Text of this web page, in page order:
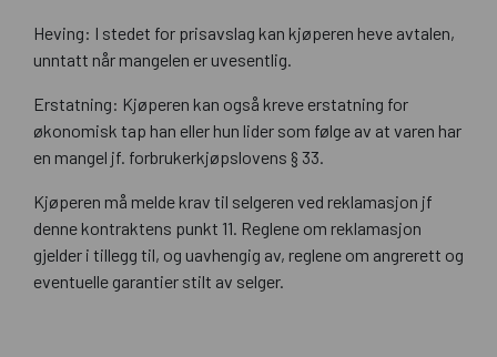
Heving: I stedet for prisavslag kan kjøperen heve avtalen,
unntatt når mangelen er uvesentlig.
Erstatning: Kjøperen kan også kreve erstatning for
økonomisk tap han eller hun lider som følge av at varen har
en mangel jf. forbrukerkjøpslovens § 33.
Kjøperen må melde krav til selgeren ved reklamasjon jf
denne kontraktens punkt 11. Reglene om reklamasjon
gjelder i tillegg til, og uavhengig av, reglene om angrerett og
eventuelle garantier stilt av selger.